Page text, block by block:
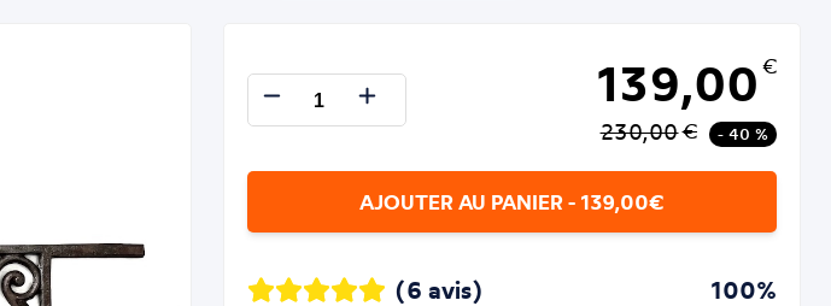
139,00 €
230,00€ - 40 %
AJOUTER AU PANIER - 139,00€
(6 avis) 100%